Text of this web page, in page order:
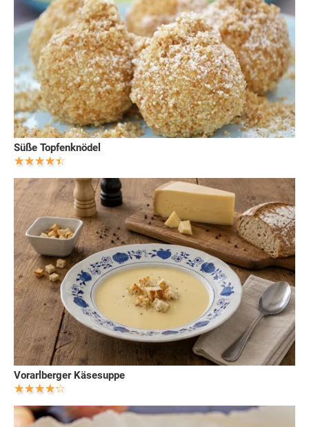
Süße Topfenknödel
Vorarlberger Käsesuppe